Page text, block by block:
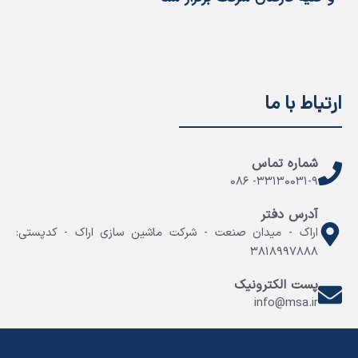
ارتباط با ما
شماره تماس
۳۳۱۳۰۰۳۱-۹- ۰۸۶
آدرس دفتر
اراک - میدان صنعت - شرکت ماشین سازی اراک - کدپستی:
۳۸۱۸۹۹۷۸۸۸
پست الکترونیک
info@msa.ir